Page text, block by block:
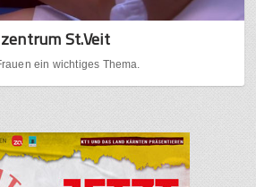
St.Veit
ein wichtiges Thema.